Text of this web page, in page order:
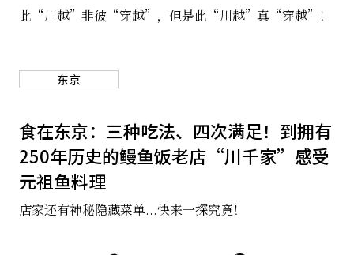
此“川越”非彼“穿越”，但是此“川越”真“穿越”！
东京
食在东京：三种吃法、四次满足！到拥有
250年历史的鳗鱼饭老店“川千家”感受
元祖鱼料理
店家还有神秘隐藏菜单...快来一探究竟！